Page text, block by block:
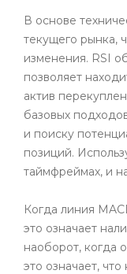
В основе
текущего рынка,
изменения. RSI
позволяет
актив
базовых
и поиску
позиций.
таймфреймах, и
Когда линия
это означает
наоборот, когда
это означает,